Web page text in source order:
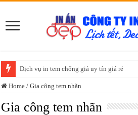
Dịch vụ in tem chống giả uy tín giá rẻ
Home / Gia công tem nhãn
Gia công tem nhãn